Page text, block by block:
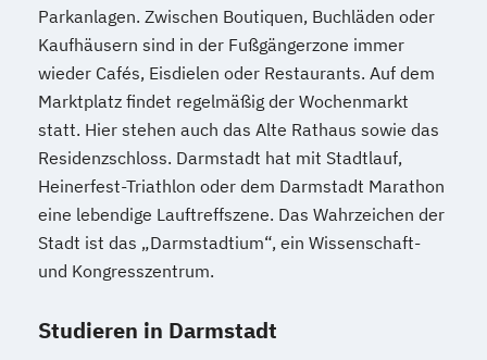
Parkanlagen. Zwischen Boutiquen, Buchläden oder
Kaufhäusern sind in der Fußgängerzone immer
wieder Cafés, Eisdielen oder Restaurants. Auf dem
Marktplatz findet regelmäßig der Wochenmarkt
statt. Hier stehen auch das Alte Rathaus sowie das
Residenzschloss. Darmstadt hat mit Stadtlauf,
Heinerfest-Triathlon oder dem Darmstadt Marathon
eine lebendige Lauftreffszene. Das Wahrzeichen der
Stadt ist das „Darmstadtium“, ein Wissenschaft-
und Kongresszentrum.
Studieren in Darmstadt